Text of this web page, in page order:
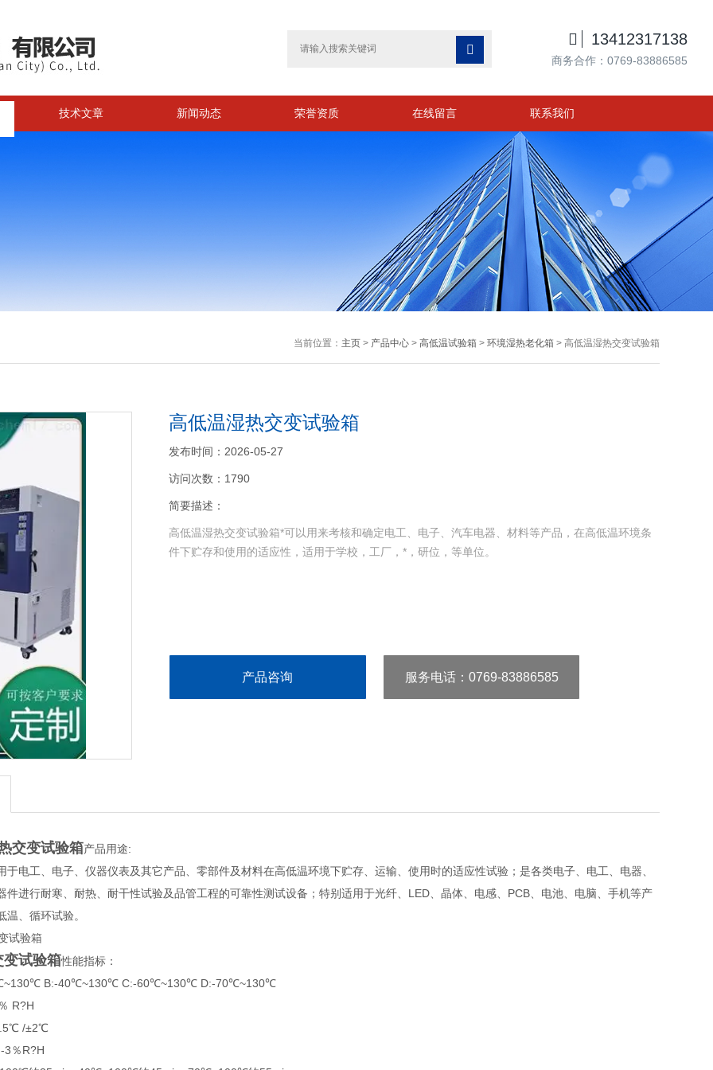

 13412317138
商务合作：0769-83886585
技术文章 新闻动态 荣誉资质 在线留言 联系我们
当前位置： 主页> 产品中心> 高低温试验箱 > 环境湿热老化箱 > 高低温湿热交变试验箱
高低温湿热交变试验箱
发布时间：2026-05-27
访问次数：1790
简要描述：
高低温湿热交变试验箱*可以用来考核和确定电工、电子、汽车电器、材料等产品，在高低温环境条
件下贮存和使用的适应性，适用于学校，工厂，*，研位，等单位。
产品咨询 服务电话：0769-83886585
交变试验箱产品用途:
于电工、电子、仪器仪表及其它产品、零部件及材料在高低温环境下贮存、运输、使用时的适应性试验；是各类电子、电工、电器、
件进行耐寒、耐热、耐干性试验及品管工程的可靠性测试设备；特别适用于光纤、LED、晶体、电感、PCB、电池、电脑、手机等产
温、循环试验。
变试验箱性能指标：
B:-40℃~130℃ C:-60℃~130℃ D:-70℃~130℃
R?H
/±2℃
3％R?H